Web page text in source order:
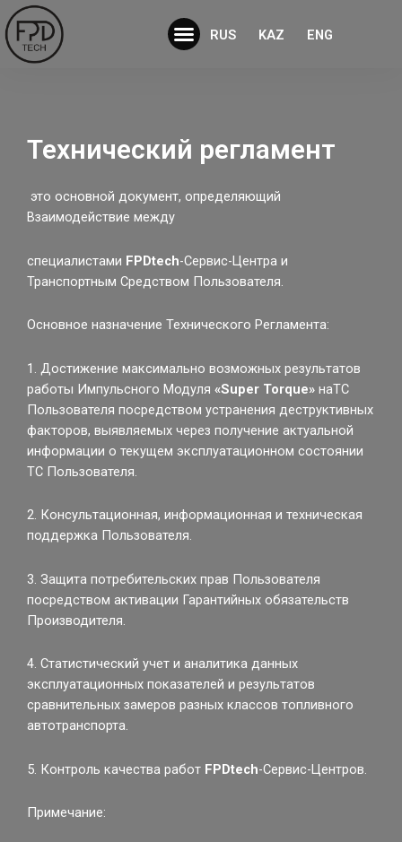
Перейти
к
содержимому
Menu
RUS KAZ ENG
Технический регламент
это основной документ, определяющий
Взаимодействие между
специалистами FPDtech-Сервис-Центра и
Транспортным Средством Пользователя.
Основное назначение Технического Регламента:
1. Достижение максимально возможных результатов
работы Импульсного Модуля «Super Torque» наТС
Пользователя посредством устранения деструктивных
факторов, выявляемых через получение актуальной
информации о текущем эксплуатационном состоянии
ТС Пользователя.
2. Консультационная, информационная и техническая
поддержка Пользователя.
3. Защита потребительских прав Пользователя
посредством активации Гарантийных обязательств
Производителя.
4. Статистический учет и аналитика данных
эксплуатационных показателей и результатов
сравнительных замеров разных классов топливного
автотранспорта.
5. Контроль качества работ FPDtech-Сервис-Центров.
Примечание: